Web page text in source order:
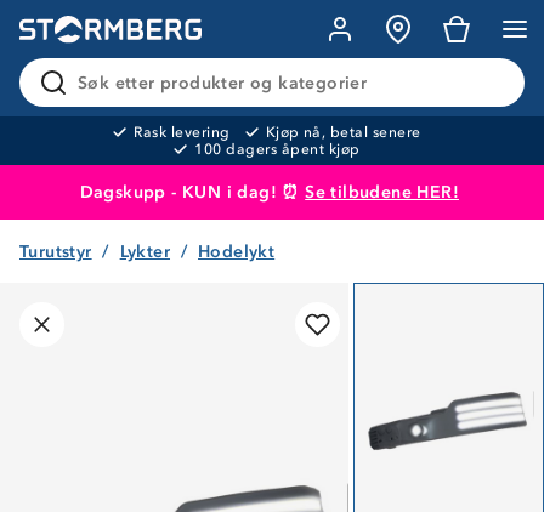
Søk etter produkter og kategorier
Rask levering
Kjøp nå, betal senere
100 dagers åpent kjøp
Dagskupp - KUN i dag! ⏰Se tilbudene HER!
Produktet er lagt i handlekurven
Turutstyr Lykter Hodelykt